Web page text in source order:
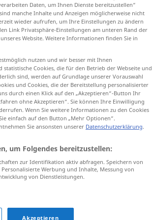
letterofcredit WIRTSCH
Daten, um Ihnen Dienste bereitzustellen“
manche Inhalte und Anzeigen möglicherweise nicht
wieder aufrufen, um Ihre Einstellungen zu ändern
Link Privatsphäre-Einstellungen am unteren Rand der
Website. Weitere Informationen finden Sie in
nutzen und wir besser mit Ihnen
Cookies, die für den Betrieb der Webseite und
sind, werden auf Grundlage unserer Vorauswahl
und Cookies, die der Bereitstellung personalisierter
durch einen Klick auf den „Akzeptieren“-Button Ihr
ohne Akzeptieren“. Sie können Ihre Einwilligung
Wenn Sie weitere Informationen zu den Cookies
einfach auf den Button „Mehr Optionen“.
Sie ansonsten unserer Datenschutzerklärung.
um Folgendes bereitzustellen:
zur Identifikation aktiv abfragen. Speichern von
Werbung und Inhalte, Messung von
von Dienstleistungen.
Akzeptieren